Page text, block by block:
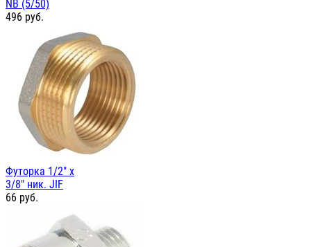
NB (5/50)
496 руб.
Футорка 1/2" х
3/8" ник. JIF
66 руб.